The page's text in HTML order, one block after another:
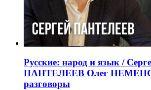
Русские: народ и язык /
ПАНТЕЛЕЕВ Олег
разговоры